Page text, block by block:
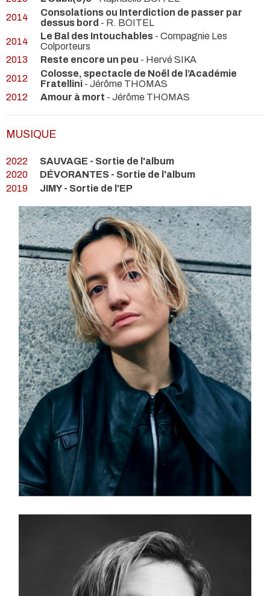
2014
Consolations ou Interdiction de passer par
dessus bord - R. BOITEL
2014
Le Bal des Intouchables - Compagnie Les
Colporteurs
2013
Reste encore un peu - Hervé SIKA
2012
Colosse, spectacle de Noël de l’Académie
Fratellini - Jérôme THOMAS
2012
Amour à mort - Jérôme THOMAS
MUSIQUE
2022
SAUVAGE - Sortie de l'album
2020
DÉVORANTES - Sortie de l'album
2019
JIMY - Sortie de l'EP